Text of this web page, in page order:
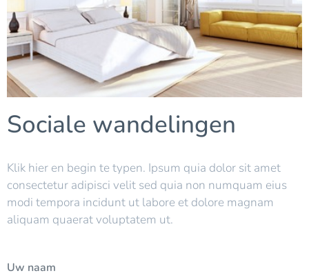
Sociale wandelingen
Klik hier en begin te typen. Ipsum quia dolor sit amet
consectetur adipisci velit sed quia non numquam eius
modi tempora incidunt ut labore et dolore magnam
aliquam quaerat voluptatem ut.
Uw naam